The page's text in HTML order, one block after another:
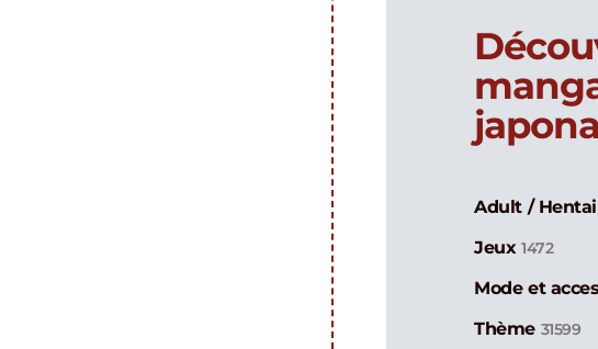
Adult /
Jeux 1472
Mode et
Thème 31599